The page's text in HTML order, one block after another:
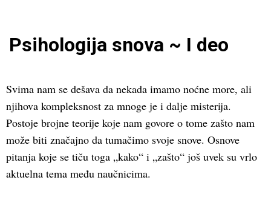
Psihologija snova ~ I deo
Svima nam se dešava da nekada imamo noćne more, ali
njihova kompleksnost za mnoge je i dalje misterija.
Postoje brojne teorije koje nam govore o tome zašto nam
može biti značajno da tumačimo svoje snove. Osnove
pitanja koje se tiču toga „kako“ i „zašto“ još uvek su vrlo
aktuelna tema među naučnicima.